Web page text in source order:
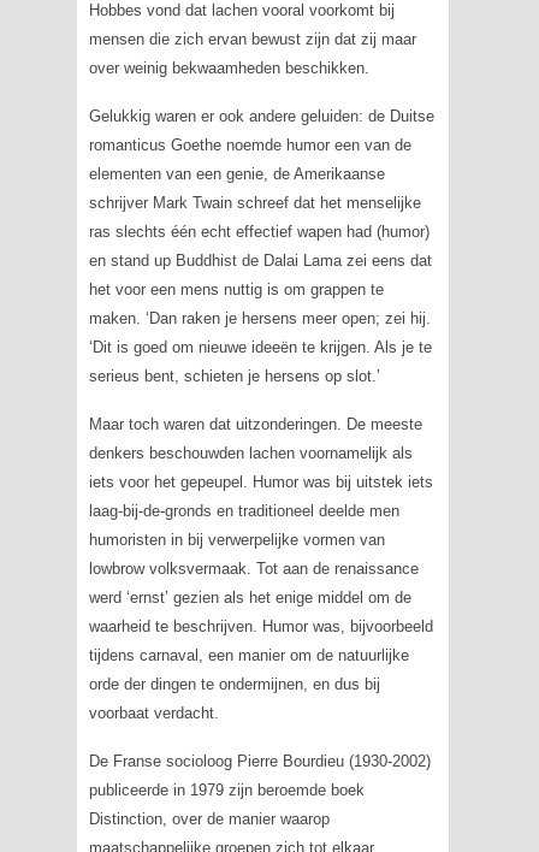
Hobbes vond dat lachen vooral voorkomt bij
mensen die zich ervan bewust zijn dat zij maar
over weinig bekwaamheden beschikken.
Gelukkig waren er ook andere geluiden: de Duitse
romanticus Goethe noemde humor een van de
elementen van een genie, de Amerikaanse
schrijver Mark Twain schreef dat het menselijke
ras slechts één echt effectief wapen had (humor)
en stand up Buddhistde Dalai Lama zei eens dat
het voor een mens nuttig is om grappen te
maken. ‘Dan raken je hersens meer open; zei hij.
‘Dit is goed om nieuwe ideeën te krijgen. Als je te
serieus bent, schieten je hersens op slot.’
Maar toch waren dat uitzonderingen. De meeste
denkers beschouwden lachen voornamelijk als
iets voor het gepeupel. Humor was bij uitstek iets
laag-bij-de-gronds en traditioneel deelde men
humoristen in bij verwerpelijke vormen van
lowbrowvolksvermaak. Tot aan de renaissance
werd ‘ernst’ gezien als het enige middel om de
waarheid te beschrijven. Humor was, bijvoorbeeld
tijdens carnaval, een manier om de natuurlijke
orde der dingen te ondermijnen, en dus bij
voorbaat verdacht.
De Franse socioloog Pierre Bourdieu (1930-2002)
publiceerde in 1979 zijn beroemde boek
Distinction, over de manier waarop
maatschappelijke groepen zich tot elkaar